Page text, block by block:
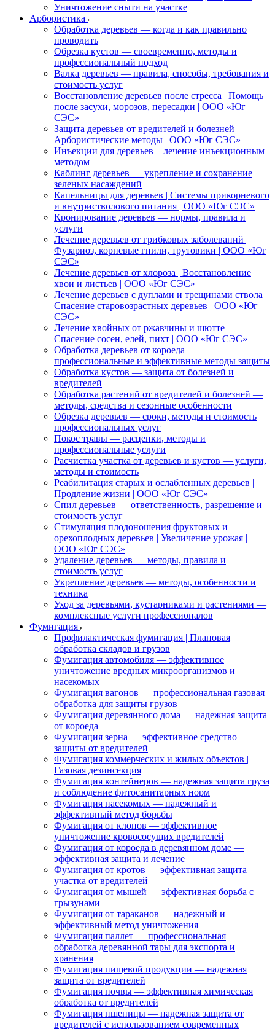
Уничтожение сныти на участке
Арбористика
Обработка деревьев — когда и как правильно
проводить
Обрезка кустов — своевременно, методы и
профессиональный подход
Валка деревьев — правила, способы, требования и
стоимость услуг
Восстановление деревьев после стресса | Помощь
после засухи, морозов, пересадки | ООО «Юг
СЭС»
Защита деревьев от вредителей и болезней |
Арбористические методы | ООО «Юг СЭС»
Инъекции для деревьев – лечение инъекционным
методом
Каблинг деревьев — укрепление и сохранение
зеленых насаждений
Капельницы для деревьев | Системы прикорневого
и внутристволового питания | ООО «Юг СЭС»
Кронирование деревьев — нормы, правила и
услуги
Лечение деревьев от грибковых заболеваний |
Фузариоз, корневые гнили, трутовики | ООО «Юг
СЭС»
Лечение деревьев от хлороза | Восстановление
хвои и листьев | ООО «Юг СЭС»
Лечение деревьев с дуплами и трещинами ствола |
Спасение старовозрастных деревьев | ООО «Юг
СЭС»
Лечение хвойных от ржавчины и шютте |
Спасение сосен, елей, пихт | ООО «Юг СЭС»
Обработка деревьев от короеда —
профессиональные и эффективные методы защиты
Обработка кустов — защита от болезней и
вредителей
Обработка растений от вредителей и болезней —
методы, средства и сезонные особенности
Обрезка деревьев — сроки, методы и стоимость
профессиональных услуг
Покос травы — расценки, методы и
профессиональные услуги
Расчистка участка от деревьев и кустов — услуги,
методы и стоимость
Реабилитация старых и ослабленных деревьев |
Продление жизни | ООО «Юг СЭС»
Спил деревьев — ответственность, разрешение и
стоимость услуг
Стимуляция плодоношения фруктовых и
орехоплодных деревьев | Увеличение урожая |
ООО «Юг СЭС»
Удаление деревьев — методы, правила и
стоимость услуг
Укрепление деревьев — методы, особенности и
техника
Уход за деревьями, кустарниками и растениями —
комплексные услуги профессионалов
Фумигация
Профилактическая фумигация | Плановая
обработка складов и грузов
Фумигация автомобиля — эффективное
уничтожение вредных микроорганизмов и
насекомых
Фумигация вагонов — профессиональная газовая
обработка для защиты грузов
Фумигация деревянного дома — надежная защита
от короеда
Фумигация зерна — эффективное средство
защиты от вредителей
Фумигация коммерческих и жилых объектов |
Газовая дезинсекция
Фумигация контейнеров — надежная защита груза
и соблюдение фитосанитарных норм
Фумигация насекомых — надежный и
эффективный метод борьбы
Фумигация от клопов — эффективное
уничтожение кровососущих вредителей
Фумигация от короеда в деревянном доме —
эффективная защита и лечение
Фумигация от кротов — эффективная защита
участка от вредителей
Фумигация от мышей — эффективная борьба с
грызунами
Фумигация от тараканов — надежный и
эффективный метод уничтожения
Фумигация паллет — профессиональная
обработка деревянной тары для экспорта и
хранения
Фумигация пищевой продукции — надежная
защита от вредителей
Фумигация почвы — эффективная химическая
обработка от вредителей
Фумигация пшеницы — надежная защита от
вредителей с использованием современных